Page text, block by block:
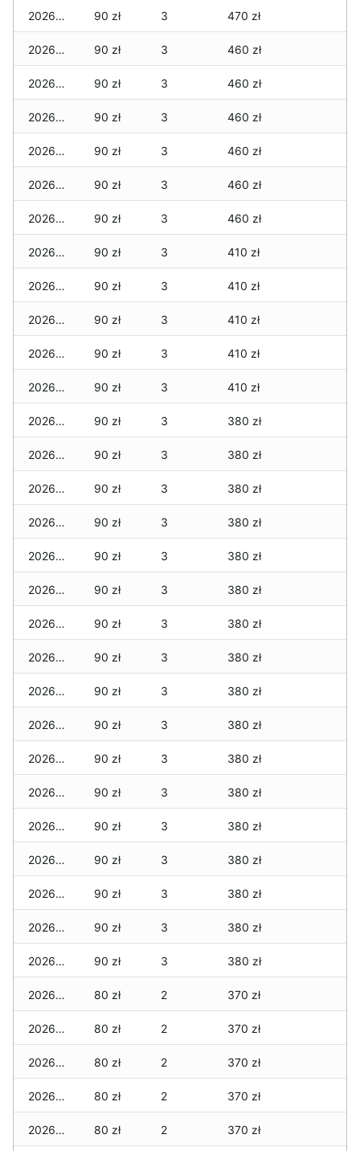
2026-05-31 90 zł 3 470 zł
2026-05-30 90 zł 3 460 zł
2026-05-29 90 zł 3 460 zł
2026-05-28 90 zł 3 460 zł
2026-05-27 90 zł 3 460 zł
2026-05-26 90 zł 3 460 zł
2026-05-25 90 zł 3 460 zł
2026-05-24 90 zł 3 410 zł
2026-05-23 90 zł 3 410 zł
2026-05-22 90 zł 3 410 zł
2026-05-21 90 zł 3 410 zł
2026-05-20 90 zł 3 410 zł
2026-05-19 90 zł 3 380 zł
2026-05-18 90 zł 3 380 zł
2026-05-17 90 zł 3 380 zł
2026-05-16 90 zł 3 380 zł
2026-05-15 90 zł 3 380 zł
2026-05-14 90 zł 3 380 zł
2026-05-13 90 zł 3 380 zł
2026-05-12 90 zł 3 380 zł
2026-05-09 90 zł 3 380 zł
2026-05-08 90 zł 3 380 zł
2026-05-07 90 zł 3 380 zł
2026-05-06 90 zł 3 380 zł
2026-05-05 90 zł 3 380 zł
2026-05-04 90 zł 3 380 zł
2026-05-03 90 zł 3 380 zł
2026-05-02 90 zł 3 380 zł
2026-05-01 90 zł 3 380 zł
2026-04-30 80 zł 2 370 zł
2026-04-29 80 zł 2 370 zł
2026-04-28 80 zł 2 370 zł
2026-04-27 80 zł 2 370 zł
2026-04-26 80 zł 2 370 zł